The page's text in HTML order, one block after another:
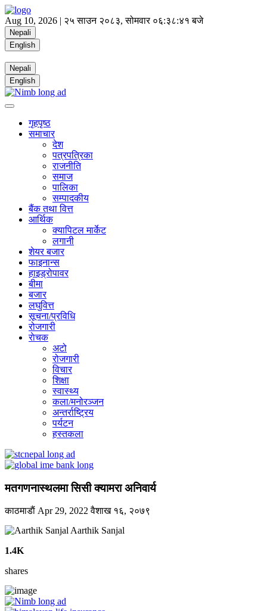
Aug 10, 2026 | २५ साउन २०८३, सोमवार ०६:३८:४२ बजे
Nepali
English
Nepali
English
गृहपृष्ठ
समाचार
देश
पत्रपत्रिका
राजनीति
समाज
पालिका
सम्पादकीय
बैंक तथा वित्त
आर्थिक
क्यापिटल मार्केट
लगानी
शेयर बजार
फाइनान्स
हाइड्रोपावर
बीमा
बजार
लघुवित्त
सूचना/प्रविधि
रोजगारी
राेचक
अटो
रोजगारी
विचार
शिक्षा
स्वास्थ्य
कला/मनोरञ्जन
अन्तर्राष्ट्रिय
पर्यटन
हस्तकला
मतगणनास्थलमा सिसी क्यामरा अनिवार्य
काठमाडाैं Apr 29, 2022वैशाख १६, २०७९
Aarthik Sanjal
1.4K
shares